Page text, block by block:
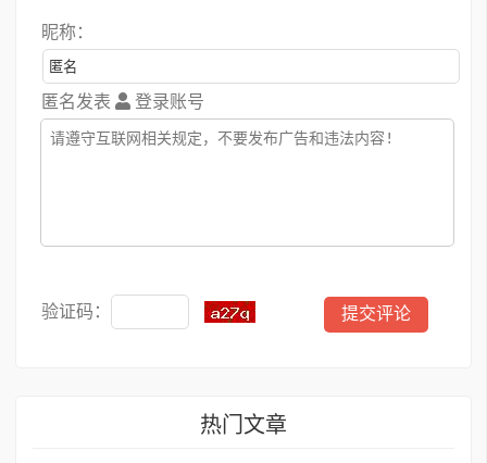
昵称：
匿名发表 登录账号
验证码：
热门文章